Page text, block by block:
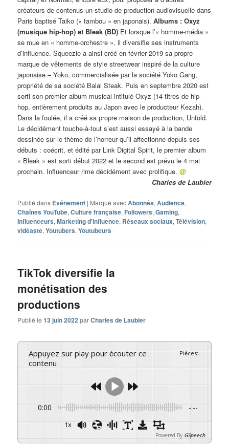
créateurs de contenus un studio de production audiovisuelle dans
Paris baptisé Taiko (« tambou » en japonais).Albums : Oxyz
(musique hip-hop) et Bleak (BD) Et lorsque l’« homme-média »
se mue en « homme-orchestre », il diversifie ses instruments
d’influence. Squeezie a ainsi créé en février 2019 sa propre
marque de vêtements de style streetwear inspiré de la culture
japonaise – Yoko, commercialisée par la société Yoko Gang,
propriété de sa société Balai Steak. Puis en septembre 2020 est
sorti son premier album musical intitulé Oxyz (14 titres de hip-
hop, entièrement produits au Japon avec le producteur Kezah).
Dans la foulée, il a créé sa propre maison de production, Unfold.
Le décidément touche-à-tout s’est aussi essayé à la bande
dessinée sur le thème de l’horreur qu’il affectionne depuis ses
débuts : coécrit, et édité par Link Digital Spirit, le premier album
« Bleak » est sorti début 2022 et le second est prévu le 4 mai
prochain. Influenceur rime décidément avec prolifique.@
Charles de Laubier
Publié dans Evénement | Marqué avecAbonnés,Audience,
Chaînes YouTube,Culture française, Followers,Gaming,
Influenceurs,Marketing d'influence, Réseaux sociaux,Télévision,
vidéaste,Youtubers,Youtubeurs
TikTok diversifie la
monétisation des
productions
Publié le13 juin 2022parCharles de Laubier
Appuyez sur play pour écouter ce
contenu
Pièces:-
0:00 -:--
1x
Powered By GSpeech